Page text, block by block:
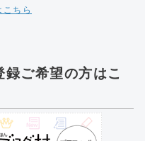
ちら
ご希望の方はこ